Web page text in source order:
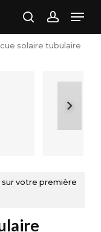
search
solaire tubulaire
sur votre première